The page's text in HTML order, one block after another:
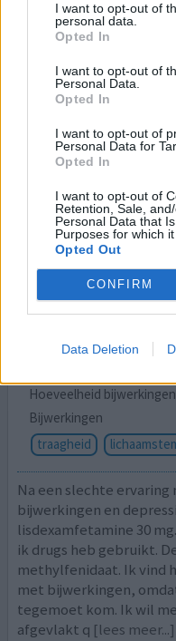
I want to opt-out of
personal data.
Opted In
I want to opt-out of
Personal Data.
Opted In
I want to opt-out of
Personal Data for
Opted In
I want to opt-out of
Retention, Sale,
Personal Data that
Purposes for which it
Opted Out
CONFIRM
Data Deletion
Na veel medicatie
ritalin (waar ik heel
Tentin wat beide
pas begonnen met
het heeft momenteel
sinds ik elvanse slik
[lees meer...]
geef mening
Elvanse
20-11-2025 | Man | 31
lisdexamfetamine
Hoeveelheid bijwerkingen
Bijwerkingen
traagheid
Na een slechte
bijwerkingen en
lisdexamfetamine 30
ik drugs heb gebruikt.
methylfenidaat. Ik vind
met bijwerkingen,
tegemoet kom. Ik wil
afgevlakt q [lees meer...]